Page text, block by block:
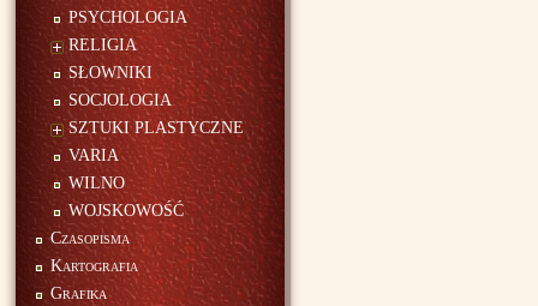
PSYCHOLOGIA
RELIGIA
SŁOWNIKI
SOCJOLOGIA
SZTUKI PLASTYCZNE
VARIA
WILNO
WOJSKOWOŚĆ
Czasopisma
Kartografia
Grafika